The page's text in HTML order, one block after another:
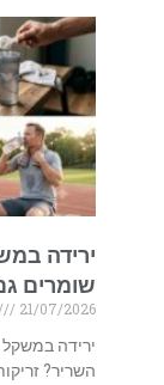
שומרים
21/07/2026